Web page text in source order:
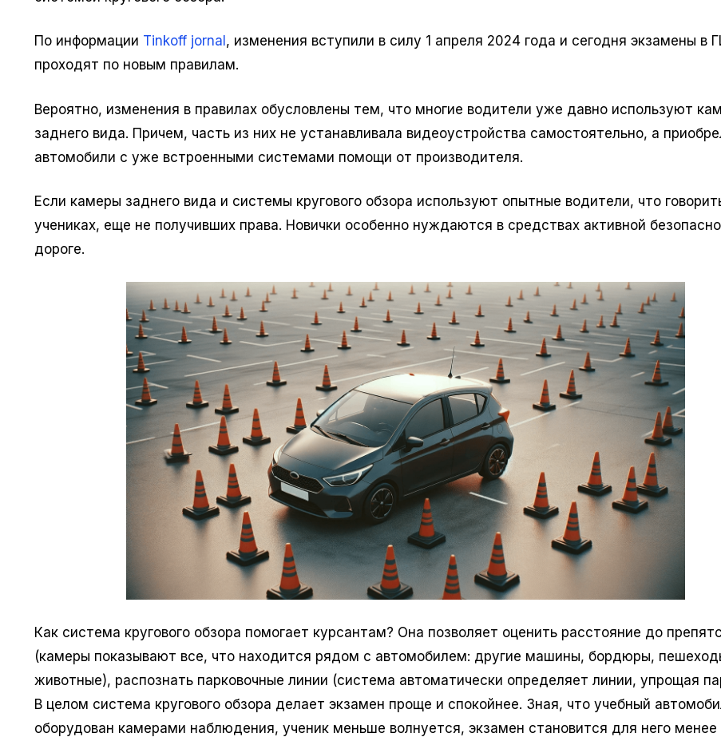
По информации Tinkoff jornal , изменения вступили в силу 1 апреля 2024 года и сегодня экзамены в
проходят по новым правилам.
Вероятно, изменения в правилах обусловлены тем, что многие водители уже давно используют
заднего вида. Причем, часть из них не устанавливала видеоустройства самостоятельно, а
автомобили с уже встроенными системами помощи от производителя.
Если камеры заднего вида и системы кругового обзора используют опытные водители, что
учениках, еще не получивших права. Новички особенно нуждаются в средствах активной
дороге.
Как система кругового обзора помогает курсантам? Она позволяет оценить расстояние до
(камеры показывают все, что находится рядом с автомобилем: другие машины, бордюры,
животные), распознать парковочные линии (система автоматически определяет линии, упрощая
В целом система кругового обзора делает экзамен проще и спокойнее. Зная, что учебный
оборудован камерами наблюдения, ученик меньше волнуется, экзамен становится для него менее